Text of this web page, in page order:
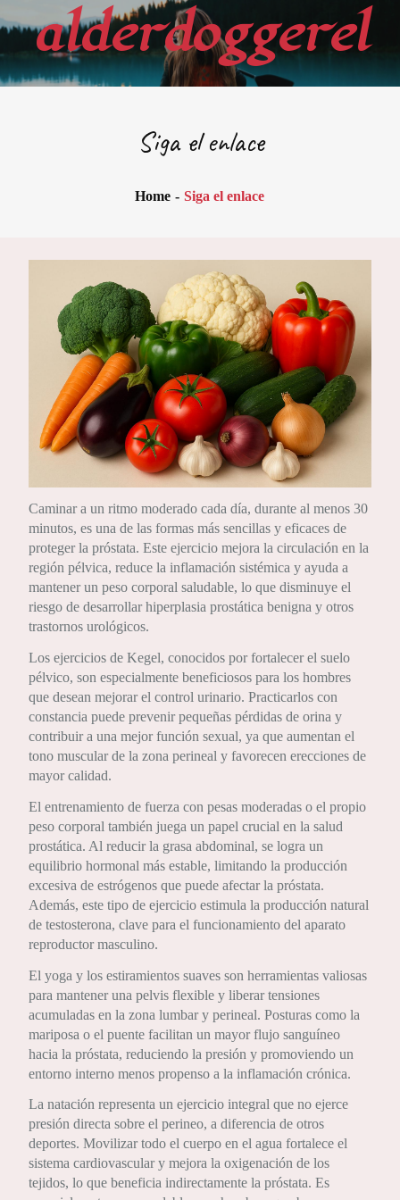
to
contentalderdoggerel
Siga el enlace
Home Siga el enlace
Caminar a un ritmo moderado cada día, durante al menos 30
minutos, es una de las formas más sencillas y eficaces de
proteger la próstata. Este ejercicio mejora la circulación en la
región pélvica, reduce la inflamación sistémica y ayuda a
mantener un peso corporal saludable, lo que disminuye el
riesgo de desarrollar hiperplasia prostática benigna y otros
trastornos urológicos.
Los ejercicios de Kegel, conocidos por fortalecer el suelo
pélvico, son especialmente beneficiosos para los hombres
que desean mejorar el control urinario. Practicarlos con
constancia puede prevenir pequeñas pérdidas de orina y
contribuir a una mejor función sexual, ya que aumentan el
tono muscular de la zona perineal y favorecen erecciones de
mayor calidad.
El entrenamiento de fuerza con pesas moderadas o el propio
peso corporal también juega un papel crucial en la salud
prostática. Al reducir la grasa abdominal, se logra un
equilibrio hormonal más estable, limitando la producción
excesiva de estrógenos que puede afectar la próstata.
Además, este tipo de ejercicio estimula la producción natural
de testosterona, clave para el funcionamiento del aparato
reproductor masculino.
El yoga y los estiramientos suaves son herramientas valiosas
para mantener una pelvis flexible y liberar tensiones
acumuladas en la zona lumbar y perineal. Posturas como la
mariposa o el puente facilitan un mayor flujo sanguíneo
hacia la próstata, reduciendo la presión y promoviendo un
entorno interno menos propenso a la inflamación crónica.
La natación representa un ejercicio integral que no ejerce
presión directa sobre el perineo, a diferencia de otros
deportes. Movilizar todo el cuerpo en el agua fortalece el
sistema cardiovascular y mejora la oxigenación de los
tejidos, lo que beneficia indirectamente la próstata. Es